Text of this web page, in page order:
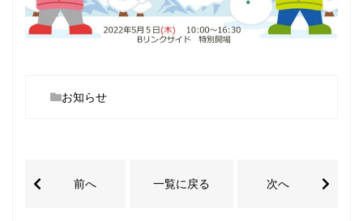
お知らせ
前へ 一覧に戻る 次へ